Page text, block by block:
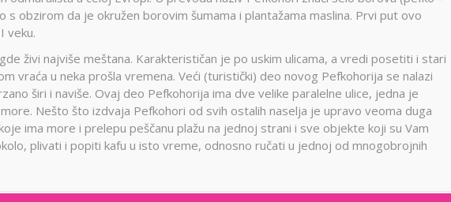
obzirom da je okružen borovim šumama i plantažama maslina. Prvi put ovo
veku.
živi najviše meštana. Karakterističan je po uskim ulicama, a vredi posetiti i stari
vraća u neka prošla vremena. Veći (turistički) deo novog Pefkohorija se nalazi
širi i naviše. Ovaj deo Pefkohorija ima dve velike paralelne ulice, jedna je
Nešto što izdvaja Pefkohori od svih ostalih naselja je upravo veoma duga
ima more i prelepu peščanu plažu na jednoj strani i sve objekte koji su Vam
plivati i popiti kafu u isto vreme, odnosno ručati u jednoj od mnogobrojnih